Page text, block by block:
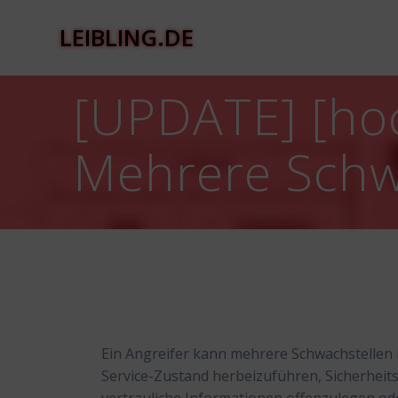
LEIBLING.DE
[UPDATE]
Mehrere
Ein Angreifer kann mehrere
Service-Zustand herbeizuführen,